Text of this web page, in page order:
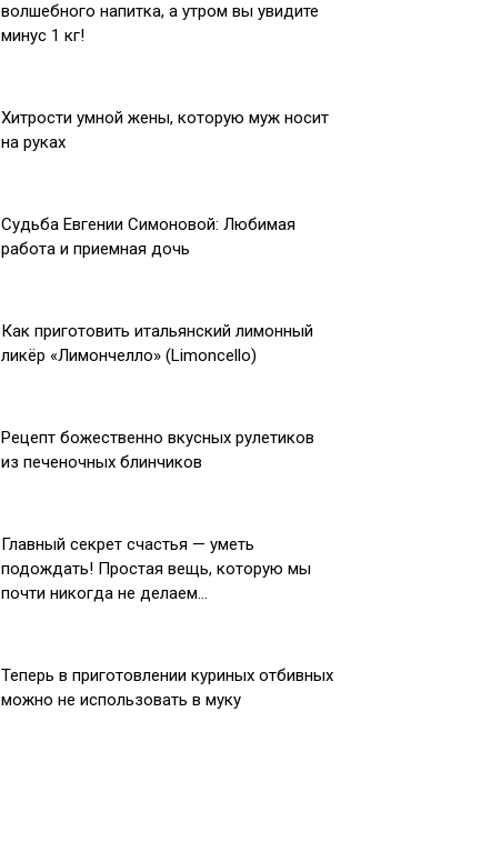
волшебного напитка, а утром вы увидите
минус 1 кг!
Хитрости умной жены, которую муж носит
на руках
Судьба Евгении Симоновой: Любимая
работа и приемная дочь
Как приготовить итальянский лимонный
ликёр «Лимончелло» (Limoncello)
Рецепт божественно вкусных рулетиков
из печеночных блинчиков
Главный секрет счастья — уметь
подождать! Простая вещь, которую мы
почти никогда не делаем…
Теперь в приготовлении куриных отбивных
можно не использовать в муку